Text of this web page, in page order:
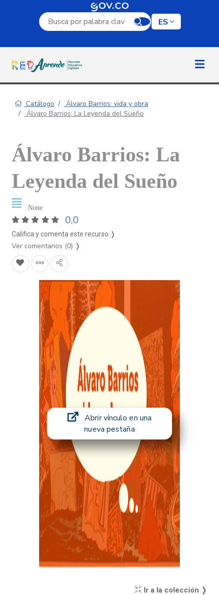
Campo de búsqueda por palabra clave
ES
Catálogo
Álvaro Barrios: vida y obra
Álvaro Barrios: La Leyenda del Sueño
Álvaro Barrios: La
Leyenda del Sueño
None
0,0
Califica y comenta este recurso ❭
Ver comentarios (0) ❭
Abrir vínculo en una
nueva pestaña
Ir a la colección ❭